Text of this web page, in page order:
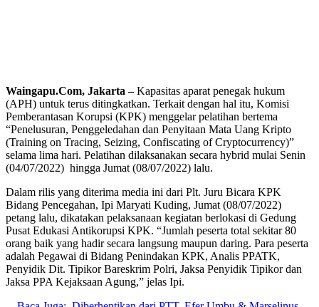
Waingapu.Com, Jakarta –Kapasitas aparat penegak hukum
(APH) untuk terus ditingkatkan. Terkait dengan hal itu, Komisi
Pemberantasan Korupsi (KPK) menggelar pelatihan bertema
“Penelusuran, Penggeledahan dan Penyitaan Mata Uang Kripto
(Training on Tracing, Seizing, Confiscating of Cryptocurrency)”
selama lima hari. Pelatihan dilaksanakan secara hybrid mulai Senin
(04/07/2022) hingga Jumat (08/07/2022) lalu.
Dalam rilis yang diterima media ini dari Plt. Juru Bicara KPK
Bidang Pencegahan, Ipi Maryati Kuding, Jumat (08/07/2022)
petang lalu, dikatakan pelaksanaan kegiatan berlokasi di Gedung
Pusat Edukasi Antikorupsi KPK. “Jumlah peserta total sekitar 80
orang baik yang hadir secara langsung maupun daring. Para peserta
adalah Pegawai di Bidang Penindakan KPK, Analis PPATK,
Penyidik Dit. Tipikor Bareskrim Polri, Jaksa Penyidik Tipikor dan
Jaksa PPA Kejaksaan Agung,” jelas Ipi.